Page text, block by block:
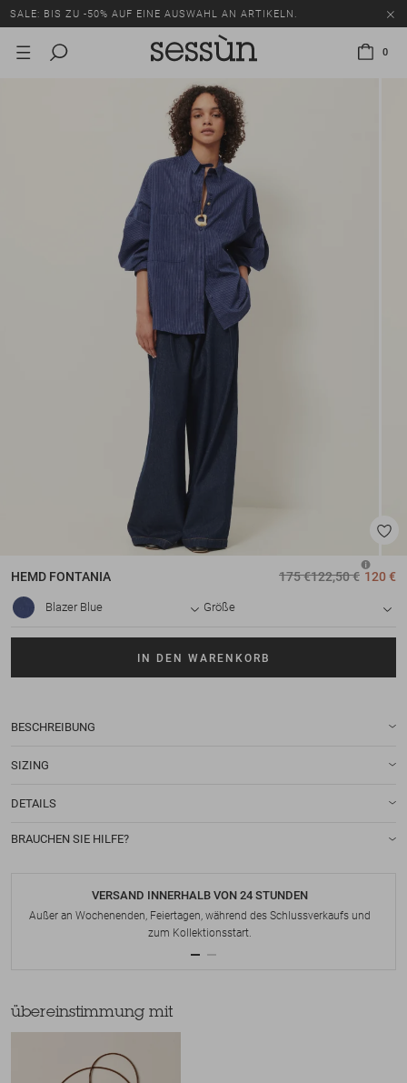
SALE: BIS ZU -50% AUF EINE AUSWAHL AN ARTIKELN.
0
HEMD FONTANIA 175 €122,50 € 120 €
Blazer Blue Größe
IN DEN WARENKORB
BESCHREIBUNG
SIZING
DETAILS
BRAUCHEN SIE HILFE?
VERSAND INNERHALB VON 24 STUNDEN
Außer an Wochenenden, Feiertagen, während des Schlussverkaufs und
zum Kollektionsstart.
übereinstimmung mit